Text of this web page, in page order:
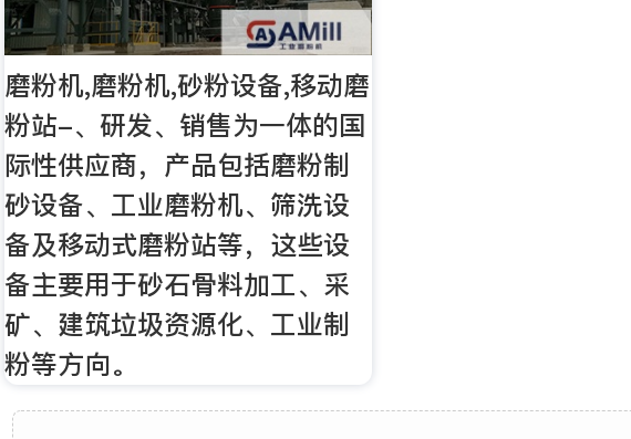
磨粉机,磨粉机,砂粉设备,移动磨
粉站-、研发、销售为一体的国
际性供应商，产品包括磨粉制
砂设备、工业磨粉机、筛洗设
备及移动式磨粉站等，这些设
备主要用于砂石骨料加工、采
矿、建筑垃圾资源化、工业制
粉等方向。